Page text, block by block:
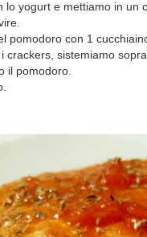
lo yogurt e mettiamo in un
pomodoro con 1
crackers, sistemiamo
il pomodoro.